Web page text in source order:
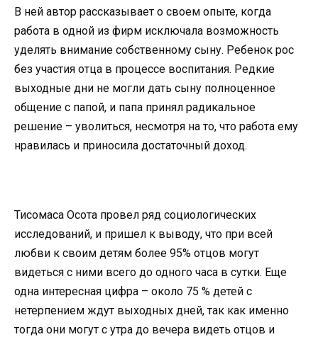
В ней автор рассказывает о своем опыте, когда
работа в одной из фирм исключала возможность
уделять внимание собственному сыну. Ребенок рос
без участия отца в процессе воспитания. Редкие
выходные дни не могли дать сыну полноценное
общение с папой, и папа принял радикальное
решение – уволиться, несмотря на то, что работа ему
нравилась и приносила достаточный доход.
Тисомаса Осота провел ряд социологических
исследований, и пришел к выводу, что при всей
любви к своим детям более 95% отцов могут
видеться с ними всего до одного часа в сутки. Еще
одна интересная цифра – около 75 % детей с
нетерпением ждут выходных дней, так как именно
тогда они могут с утра до вечера видеть отцов и